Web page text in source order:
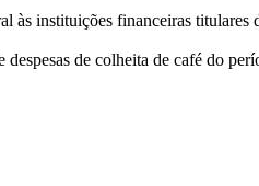
instituições financeiras titulares
de colheita de café do